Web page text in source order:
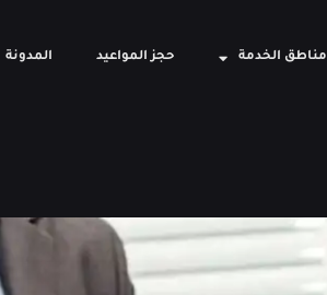
مناطق الخدمة حجز المواعيد المدونة